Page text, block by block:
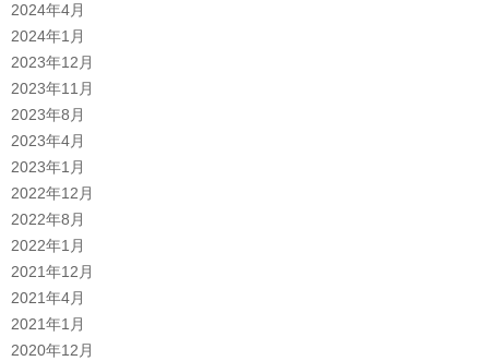
2024年4月
2024年1月
2023年12月
2023年11月
2023年8月
2023年4月
2023年1月
2022年12月
2022年8月
2022年1月
2021年12月
2021年4月
2021年1月
2020年12月